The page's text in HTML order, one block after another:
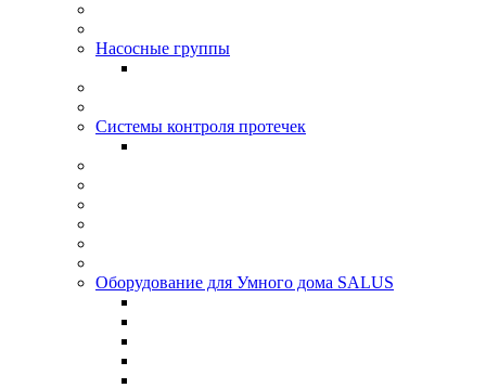
Насосные группы
Системы контроля протeчек
Оборудование для Умного дома SALUS